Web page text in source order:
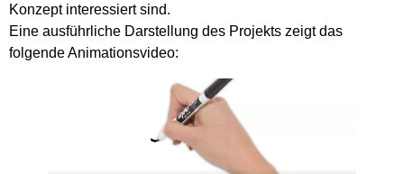
Konzept interessiert sind.
Eine ausführliche Darstellung des Projekts zeigt das
folgende Animationsvideo: